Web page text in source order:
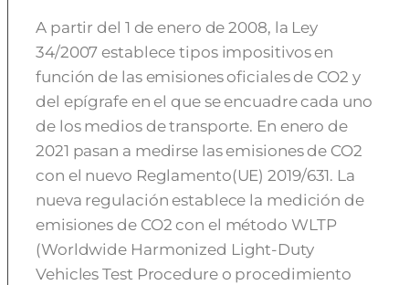
A partir del 1 de enero de 2008, la Ley
34/2007 establece tipos impositivos en
función de las emisiones oficiales de CO2 y
del epígrafe en el que se encuadre cada uno
de los medios de transporte. En enero de
2021 pasan a medirse las emisiones de CO2
con el nuevo Reglamento(UE) 2019/631. La
nueva regulación establece la medición de
emisiones de CO2 con el método WLTP
(Worldwide Harmonized Light-Duty
Vehicles Test Procedure o procedimiento